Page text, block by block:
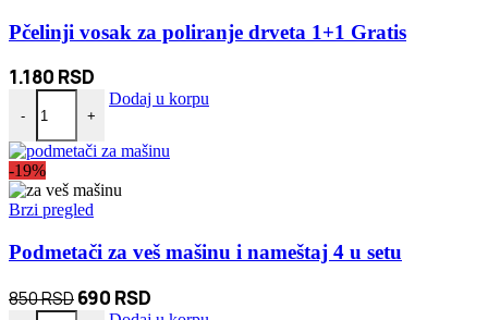
Pčelinji vosak za poliranje drveta 1+1 Gratis
1.180 RSD
-
Pčelinji vosak za poliranje drveta 1+1 Gratis količina
+
Dodaj u korpu
-19%
Brzi pregled
Podmetači za veš mašinu i nameštaj 4 u setu
850RSDOriginalna
690 RSD